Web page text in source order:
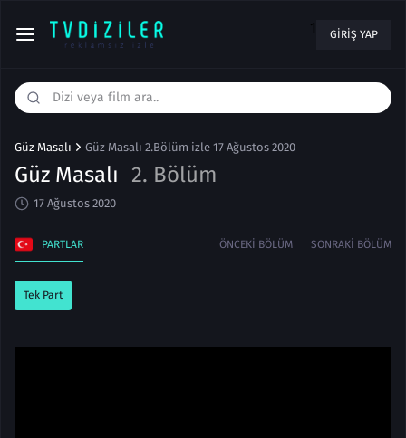
1 GIRIŞ YAP
Güz Masalı Güz Masalı 2.Bölüm izle 17 Ağustos 2020
Güz Masalı 2. Bölüm
17 Ağustos 2020
PARTLAR ÖNCEKI BÖLÜM SONRAKI BÖLÜM
Tek Part